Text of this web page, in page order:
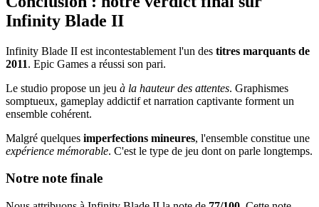
Infinity Blade II
Infinity Blade II est incontestablement l'un des titres marquants de
2011. Epic Games a réussi son pari.
Le studio propose un jeu à la hauteur des attentes. Graphismes
somptueux, gameplay addictif et narration captivante forment un
ensemble cohérent.
Malgré quelques imperfections mineures, l'ensemble constitue une
expérience mémorable. C'est le type de jeu dont on parle longtemps.
Notre note finale